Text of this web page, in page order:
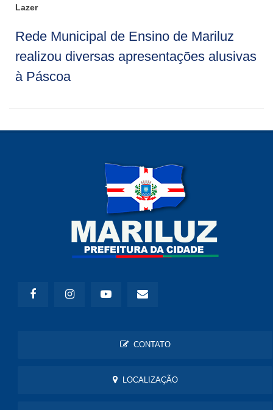
Lazer
Rede Municipal de Ensino de Mariluz
realizou diversas apresentações alusivas
à Páscoa
CONTATO
LOCALIZAÇÃO